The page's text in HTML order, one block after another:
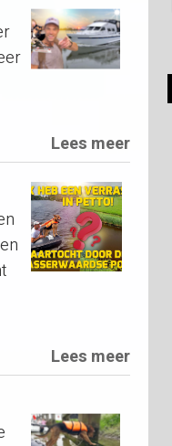
Lees meer
Lees meer